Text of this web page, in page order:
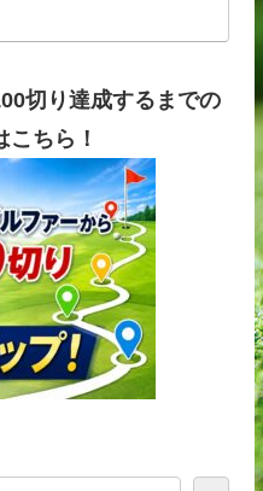
切り達成するまでの
ちら！